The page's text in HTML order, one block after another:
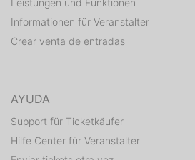
Leistungen und Funktionen
Informationen für Veranstalter
Crear venta de entradas
AYUDA
Support für Ticketkäufer
Hilfe Center für Veranstalter